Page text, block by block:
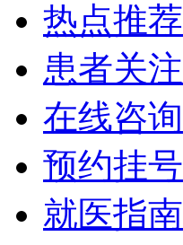
热点推荐
患者关注
在线咨询
预约挂号
就医指南